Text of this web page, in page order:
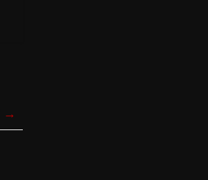
→